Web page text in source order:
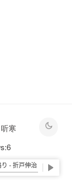
听寒
6